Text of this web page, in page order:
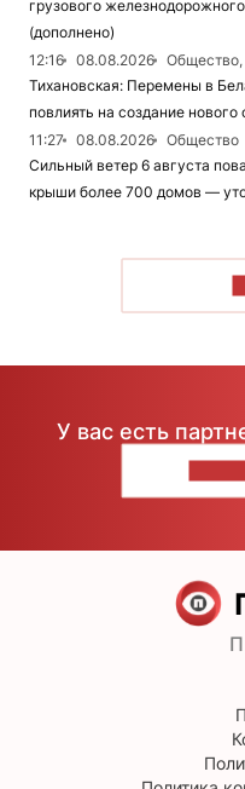
грузового
(дополнено)
12:16
08.08.2026
Общество,
Тихановская: Перемены в
повлиять на создание
11:27
08.08.2026
Общество
Сильный ветер 6 августа
крыши более 700 домов —
У вас есть